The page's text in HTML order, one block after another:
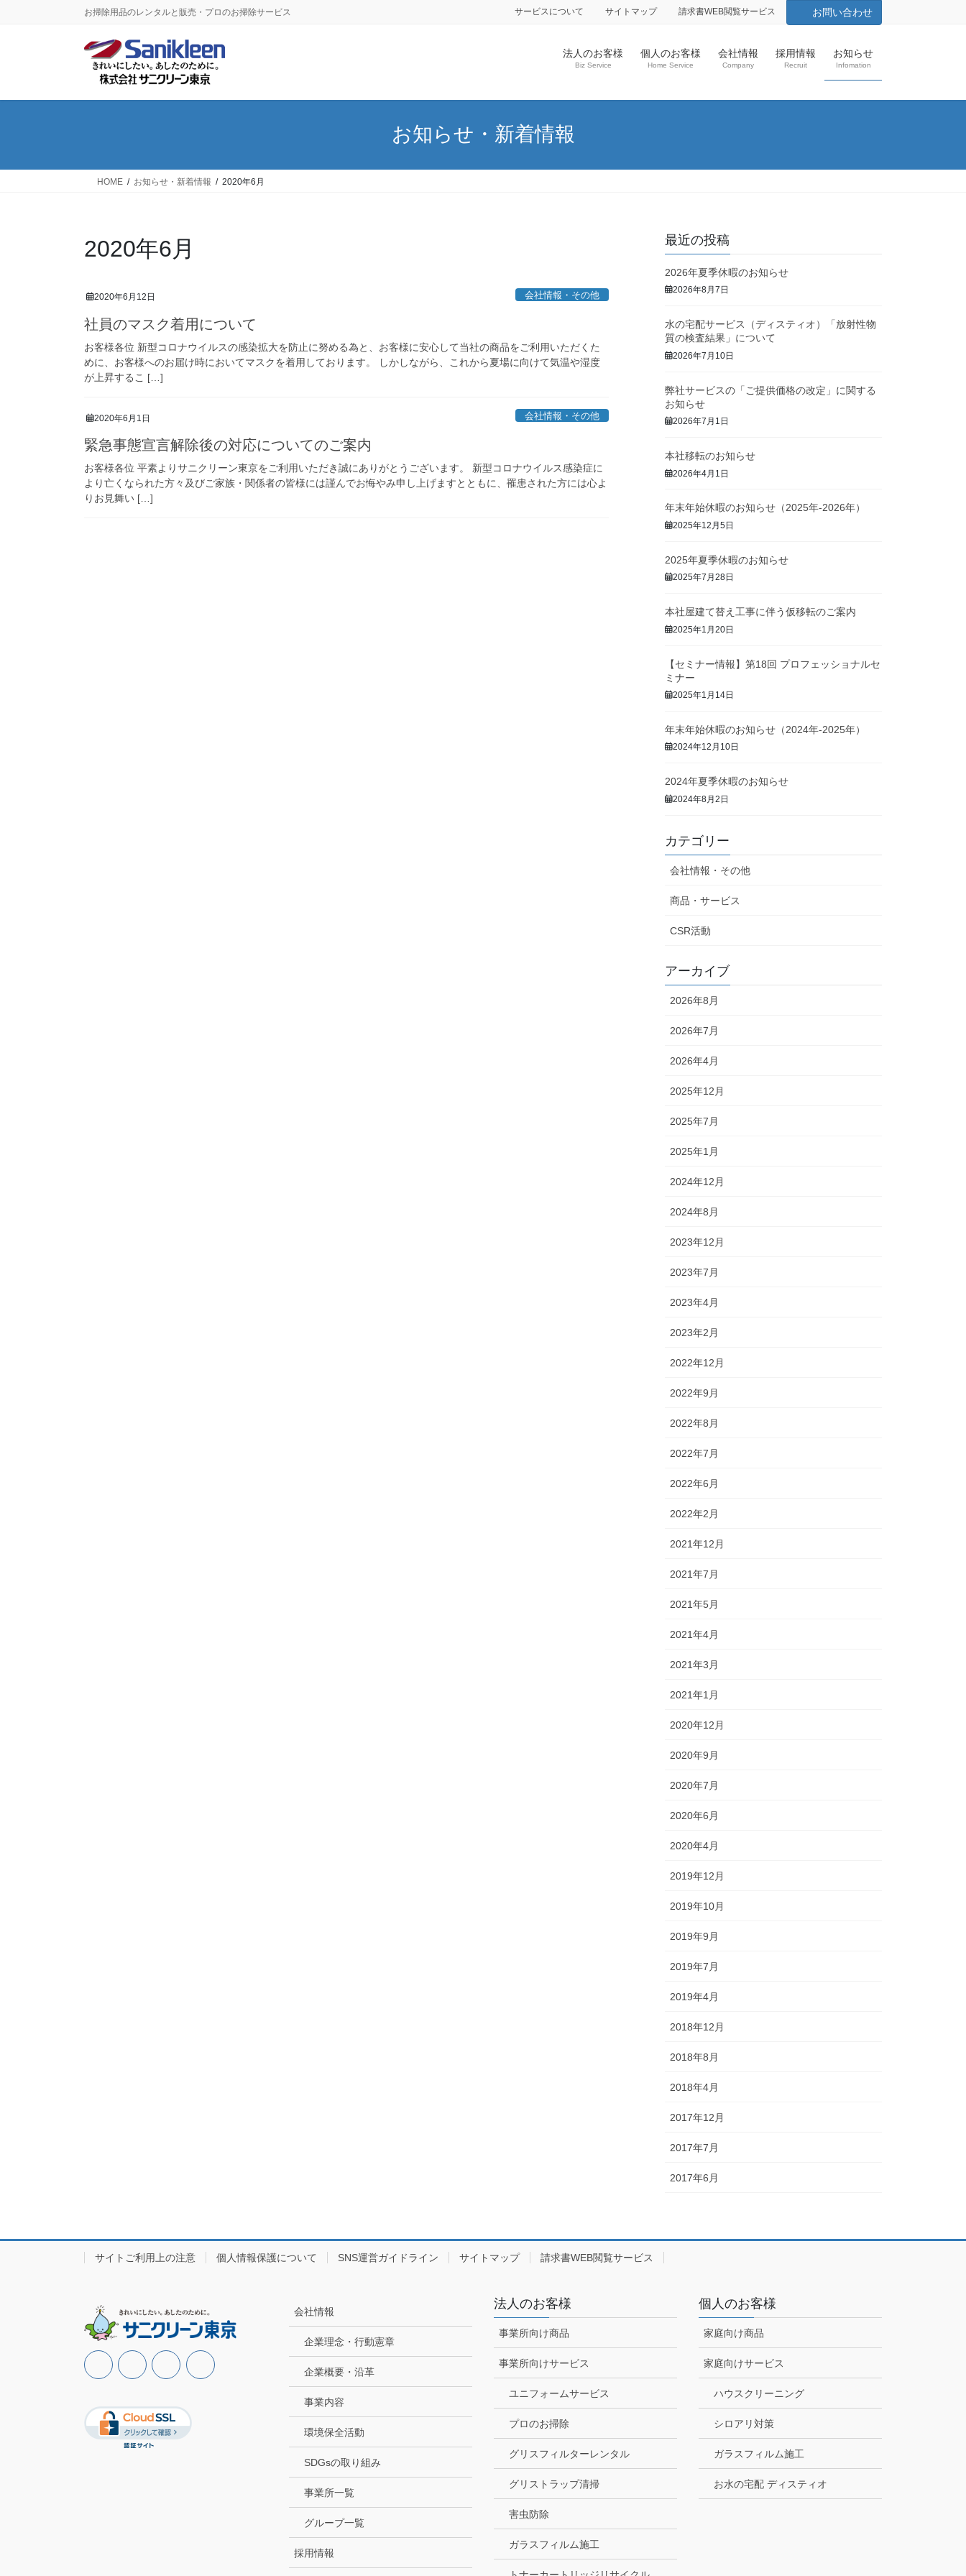
お掃除用品のレンタルと販売・プロのお掃除サービス サービスについて サイトマップ 請求書WEB閲覧サービス お問い合わせ
法人のお客様
Biz Service
個人のお客様
Home Service
会社情報
Company
採用情報
Recruit
お知らせ
Infomation
お知らせ・新着情報
HOME お知らせ・新着情報 2020年6月
2020年6月
2020年6月12日 会社情報・その他
社員のマスク着用について
お客様各位 新型コロナウイルスの感染拡大を防止に努める為と、お客様に安心して当社の商品をご利用いただくた
めに、お客様へのお届け時においてマスクを着用しております。 しかしながら、これから夏場に向けて気温や湿度
が上昇するこ […]
2020年6月1日 会社情報・その他
緊急事態宣言解除後の対応についてのご案内
お客様各位 平素よりサニクリーン東京をご利用いただき誠にありがとうございます。 新型コロナウイルス感染症に
より亡くなられた方々及びご家族・関係者の皆様には謹んでお悔やみ申し上げますとともに、罹患された方には心よ
りお見舞い […]
最近の投稿
2026年夏季休暇のお知らせ
2026年8月7日
水の宅配サービス（ディスティオ）「放射性物
質の検査結果」について
2026年7月10日
弊社サービスの「ご提供価格の改定」に関する
お知らせ
2026年7月1日
本社移転のお知らせ
2026年4月1日
年末年始休暇のお知らせ（2025年-2026年）
2025年12月5日
2025年夏季休暇のお知らせ
2025年7月28日
本社屋建て替え工事に伴う仮移転のご案内
2025年1月20日
【セミナー情報】第18回 プロフェッショナルセ
ミナー
2025年1月14日
年末年始休暇のお知らせ（2024年-2025年）
2024年12月10日
2024年夏季休暇のお知らせ
2024年8月2日
カテゴリー
会社情報・その他
商品・サービス
CSR活動
アーカイブ
2026年8月
2026年7月
2026年4月
2025年12月
2025年7月
2025年1月
2024年12月
2024年8月
2023年12月
2023年7月
2023年4月
2023年2月
2022年12月
2022年9月
2022年8月
2022年7月
2022年6月
2022年2月
2021年12月
2021年7月
2021年5月
2021年4月
2021年3月
2021年1月
2020年12月
2020年9月
2020年7月
2020年6月
2020年4月
2019年12月
2019年10月
2019年9月
2019年7月
2019年4月
2018年12月
2018年8月
2018年4月
2017年12月
2017年7月
2017年6月
サイトご利用上の注意 個人情報保護について SNS運営ガイドライン サイトマップ 請求書WEB閲覧サービス
会社情報
企業理念・行動憲章
企業概要・沿革
事業内容
環境保全活動
SDGsの取り組み
事業所一覧
グループ一覧
採用情報
法人のお客様
事業所向け商品
事業所向けサービス
ユニフォームサービス
プロのお掃除
グリスフィルターレンタル
グリストラップ清掃
害虫防除
ガラスフィルム施工
個人のお客様
家庭向け商品
家庭向けサービス
ハウスクリーニング
シロアリ対策
ガラスフィルム施工
お水の宅配 ディスティオ